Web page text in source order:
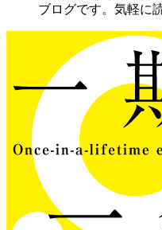
ブログです。気軽に